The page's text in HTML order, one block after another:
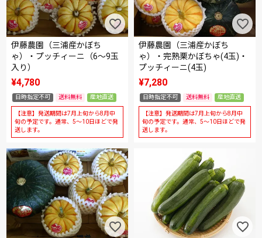
伊藤農園（三浦産かぼち
ゃ）・プッチィーニ（6～9玉
入り）
¥4,780
日時指定不可 送料無料 産地直送
【注意】発送期間は7月上旬から8月中
旬の予定です。通常、5～10日ほどで発
送します。
伊藤農園（三浦産かぼち
ゃ）・完熟栗かぼちゃ(4玉)・
プッチィーニ(4玉)
¥7,280
日時指定不可 送料無料 産地直送
【注意】発送期間は7月上旬から8月中
旬の予定です。通常、5～10日ほどで発
送します。